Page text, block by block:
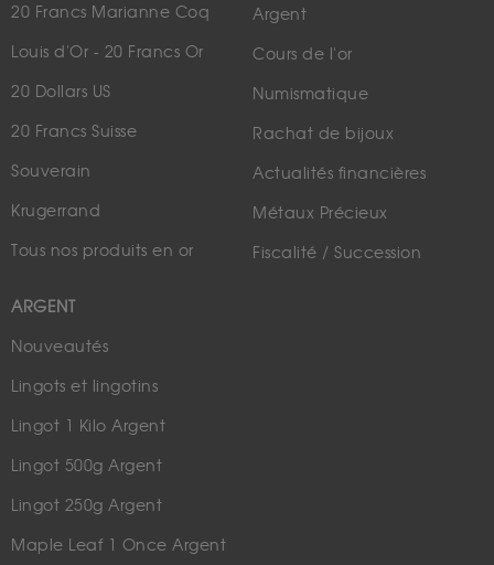
20 Francs Marianne Coq
Louis d'Or - 20 Francs Or
20 Dollars US
20 Francs Suisse
Souverain
Krugerrand
Tous nos produits en or
ARGENT
Nouveautés
Lingots et lingotins
Lingot 1 Kilo Argent
Lingot 500g Argent
Lingot 250g Argent
Maple Leaf 1 Once Argent
Argent
Cours de l'or
Numismatique
Rachat de bijoux
Actualités financières
Métaux Précieux
Fiscalité / Succession